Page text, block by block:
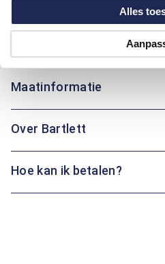
Alles
het park of ontspant in de tuin:
het comfort dat je zoekt.
Maatinformatie
Over Bartlett
Hoe kan ik betalen?